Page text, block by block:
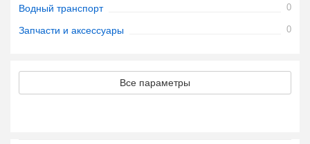
Водный транспорт 0
Запчасти и аксессуары 0
Все параметры